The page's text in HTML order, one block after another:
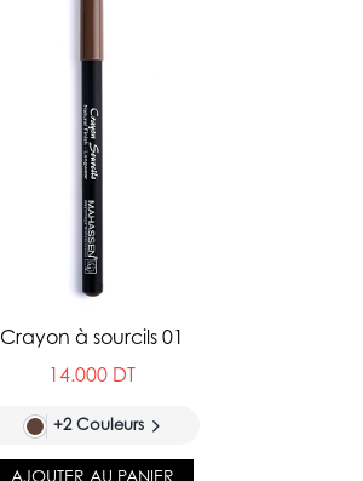
Crayon à sourcils 01
14.000 DT
+2 Couleurs